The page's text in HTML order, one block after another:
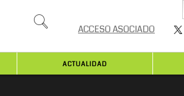
ACTUALIDAD
ACCESO ASOCIADO